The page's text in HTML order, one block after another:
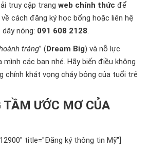
truy cập trang web chính thức để
cách đăng ký học bổng hoặc liên hệ
nóng: 091 608 2128.
tráng” (Dream Big) và nỗ lực
các bạn nhé. Hãy biến điều không
chính khát vọng cháy bỏng của tuổi trẻ
ƯỚC MƠ CỦA
title="Đăng ký thông tin Mỹ"]